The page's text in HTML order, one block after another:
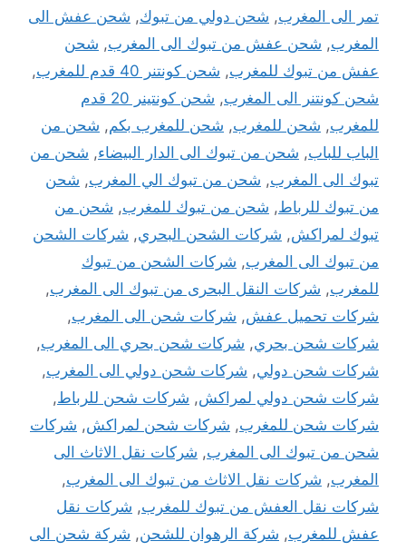
تمر الى المغرب, شحن دولي من تبوك, شحن عفش الى
المغرب, شحن عفش من تبوك الى المغرب, شحن
عفش من تبوك للمغرب, شحن كونتنر 40 قدم للمغرب
,
شحن كونتنر الى المغرب,
شحن كونتينر 20 قدم
للمغرب, شحن للمغرب, شحن للمغرب بكم, شحن من
الباب للباب, شحن من تبوك الى الدار البيضاء, شحن من
تبوك الى المغرب, شحن من تبوك الي المغرب, شحن
من تبوك للرباط, شحن من تبوك للمغرب, شحن من
تبوك لمراكش, شركات الشحن البحري, شركات الشحن
من تبوك الى المغرب, شركات الشحن من تبوك
للمغرب, شركات النقل البحرى من تبوك الى المغرب,
شركات تحميل عفش, شركات شحن الى المغرب,
شركات شحن بحري, شركات شحن بحري الى المغرب,
شركات شحن دولي, شركات شحن دولي الى المغرب,
شركات شحن دولي لمراكش, شركات شحن للرباط,
شركات شحن للمغرب, شركات شحن لمراكش, شركات
شحن من تبوك الى المغرب, شركات نقل الاثاث الى
المغرب, شركات نقل الاثاث من تبوك الى المغرب,
شركات نقل العفش من تبوك للمغرب, شركات نقل
عفش للمغرب, شركة الرهوان للشحن, شركة شحن الى